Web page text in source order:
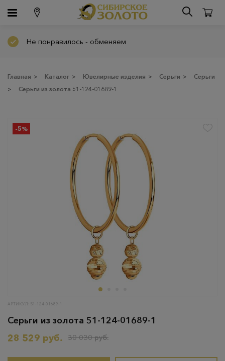
Не понравилось - обменяем
Главная > Каталог > Ювелирные изделия > Серьги >
Серьги
>
Серьги из золота 51-124-01689-1
-5%
АРТИКУЛ: 51-124-01689-1
Серьги из золота 51-124-01689-1
28 529 руб.
30 030 руб.